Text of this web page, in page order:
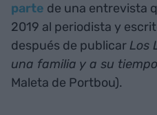
parte de una entrevista
2019 al periodista y
después de publicarLos
una familia y a su tiempo
Maleta de Portbou).